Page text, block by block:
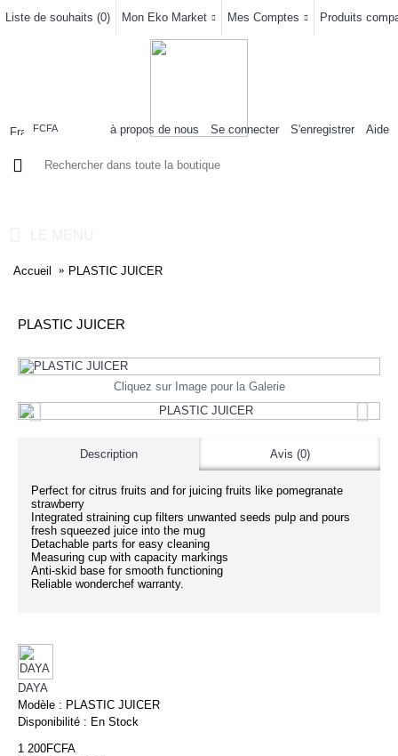
Liste de souhaits (0) Mon Eko Market Mes Comptes Produits
FCFA à propos de nous Se connecter S'enregistrer Aide
Accueil PLASTIC JUICER
PLASTIC JUICER
Cliquez sur Image pour la Galerie
Description Avis (0)
Perfect for citrus fruits and for juicing fruits like pomegranate
strawberry
Integrated straining cup filters unwanted seeds pulp and pours
fresh squeezed juice into the mug
Detachable parts for easy cleaning
Measuring cup with capacity markings
Anti-skid base for smooth functioning
Reliable wonderchef warranty.
DAYA
Modèle : PLASTIC JUICER
Disponibilité : En Stock
1 200FCFA